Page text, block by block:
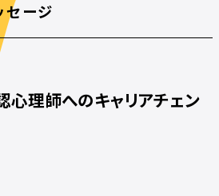
セージ
心理師へのキャリアチェン